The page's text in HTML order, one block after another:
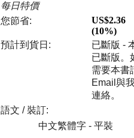
每日特價
您節省:
US$2.36
(10%)
預計到貨日:
已斷版 -
已斷版。
需要本書
Email與
連絡。
語文 / 裝訂:
中文繁體字 - 平裝